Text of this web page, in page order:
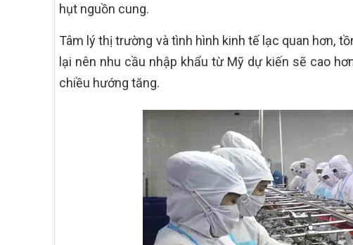
hụt nguồn cung.
Tâm lý thị trường và tình hình kinh tế lạc quan hơn,
lại nên nhu cầu nhập khẩu từ Mỹ dự kiến sẽ cao
chiều hướng tăng.